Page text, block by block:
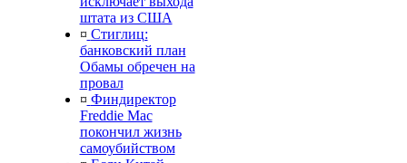
штата из США
¤ Стиглиц:
банковский план
Обамы обречен на
провал
¤ Финдиректор
Freddie Mac
покончил жизнь
самоубийством